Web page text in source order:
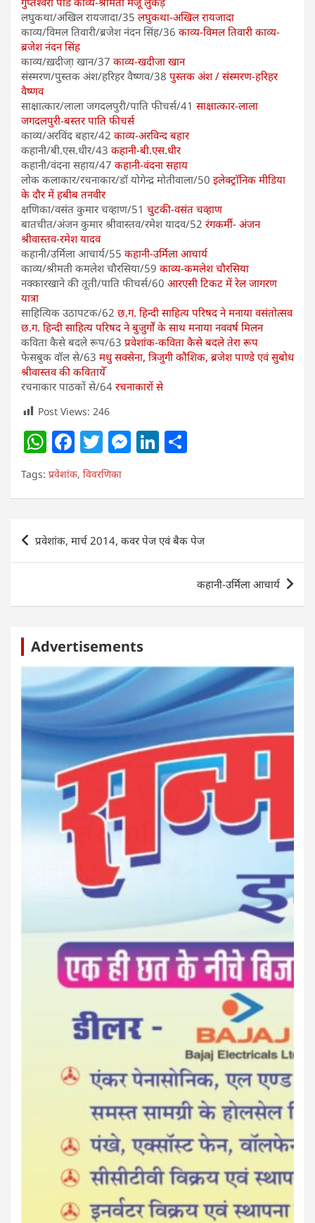
लघुकथा/अखिल रायजादा/35 लघुकथा-अखिल रायजादा
काव्य/विमल तिवारी/ब्रजेश नंदन सिंह/36 काव्य-विमल तिवारी काव्य-
ब्रजेश नंदन सिंह
काव्य/ख़दीजा़ खान/37 काव्य-खदीजा खान
संस्मरण/पुस्तक अंश/हरिहर वैष्णव/38 पुस्तक अंश / संस्मरण-हरिहर
वैष्णव
साक्षात्कार/लाला जगदलपुरी/पाति फीचर्स/41 साक्षात्कार-लाला
जगदलपुरी-बस्तर पाति फीचर्स
काव्य/अरविंद बहार/42 काव्य-अरविन्द बहार
कहानी/बी.एस.धीर/43 कहानी-बी.एस.धीर
कहानी/वंदना सहाय/47 कहानी-वंदना सहाय
लोक कलाकार/रचनाकार/डॉ योगेन्द्र मोतीवाला/50 इलेक्ट्राॅनिक मीडिया
के दौर में हबीब तनवीर
क्षणिका/वसंत कुमार चव्हाण/51 चुटकी-वसंत चव्हाण
बातचीत/अंजन कुमार श्रीवास्तव/रमेश यादव/52 रंगकर्मी- अंजन
श्रीवास्तव-रमेश यादव
कहानी/उर्मिला आचार्य/55 कहानी-उर्मिला आचार्य
काव्य/श्रीमती कमलेश चौरसिया/59 काव्य-कमलेश चौरसिया
नक्कारखाने की तूती/पाति फीचर्स/60 आरएसी टिकट में रेल जागरण
यात्रा
साहित्यिक उठापटक/62 छ.ग. हिन्दी साहित्य परिषद ने मनाया वसंतोत्सव
छ.ग. हिन्दी साहित्य परिषद ने बुजुर्गों के साथ मनाया नववर्ष मिलन
कविता कैसे बदले रूप/63 प्रवेशांक-कविता कैसे बदले तेरा रूप
फेसबुक वॉल से/63 मधु सक्सेना, त्रिजुगी कौशिक, ब्रजेश पाण्डे एवं सुबोध
श्रीवास्तव की कवितायेँ
रचनाकार पाठकों से/64 रचनाकारों से
Post Views: 246
W
h
at
s
A
p
F
a
c
e
b
o
k
T
w
itt
er
M
e
n
g
Li
e
dI
n
e
Tags: प्रवेशांक, विवरणिका
Post
navigation
प्रवेशांक, मार्च 2014, कवर पेज एवं बैक पेज
कहानी-उर्मिला आचार्य
Advertisements